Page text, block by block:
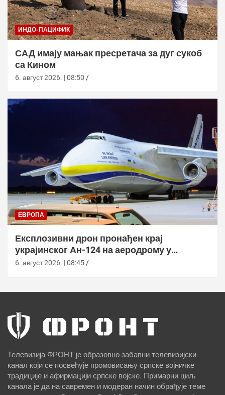
ИНДО-ПАЦИФИК
САД имају мањак пресретача за дуг сукоб
са Кином
6. август 2026. | 08:50
ЕВРОПА
Експлозивни дрон пронађен крај
украјинског Ан-124 на аеродрому у
Лајпцигу
6. август 2026. | 08:45
Телевизија ФРОНТ је образовно-забавни телевизијски
канал који се посвећује промовисању српске војничке
традиције и афирмацији српске војске. Примарни циљ
канала је да на савремен и модеран начин обрађује теме